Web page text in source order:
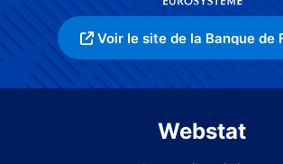
Voir le site de la Banque de
Webstat